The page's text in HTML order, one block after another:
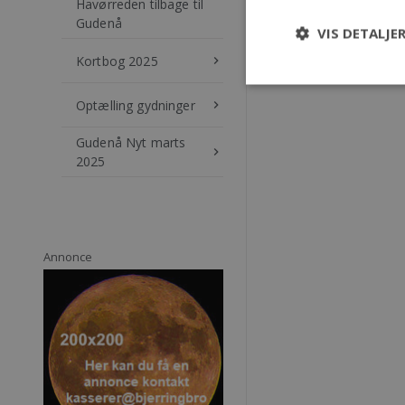
Havørreden tilbage til
Gudenå
Kortbog 2025 keyboard_arrow_right
Optælling gydninger keyboard_arrow_right
Gudenå Nyt marts
2025
keyboard_arrow_right
Annonce
VIS DETALJER